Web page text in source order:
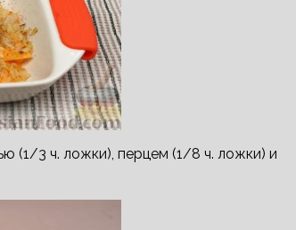
(1/3 ч. ложки), перцем (1/8 ч. ложки) и